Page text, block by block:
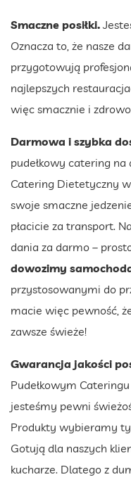
Smaczne posiłki.
Oznacza to, że nasze
przygotowują
najlepszych
więc smacznie i
Darmowa i szybka
pudełkowy catering
Catering Dietetyczny
swoje smaczne
płacicie za transport.
dania za darmo –
dowozimy
przystosowanymi do
macie więc pewność,
zawsze świeże!
Gwarancja jakości
Pudełkowym
jesteśmy pewni
Produkty wybieramy
Gotują dla naszych
kucharze. Dlatego z